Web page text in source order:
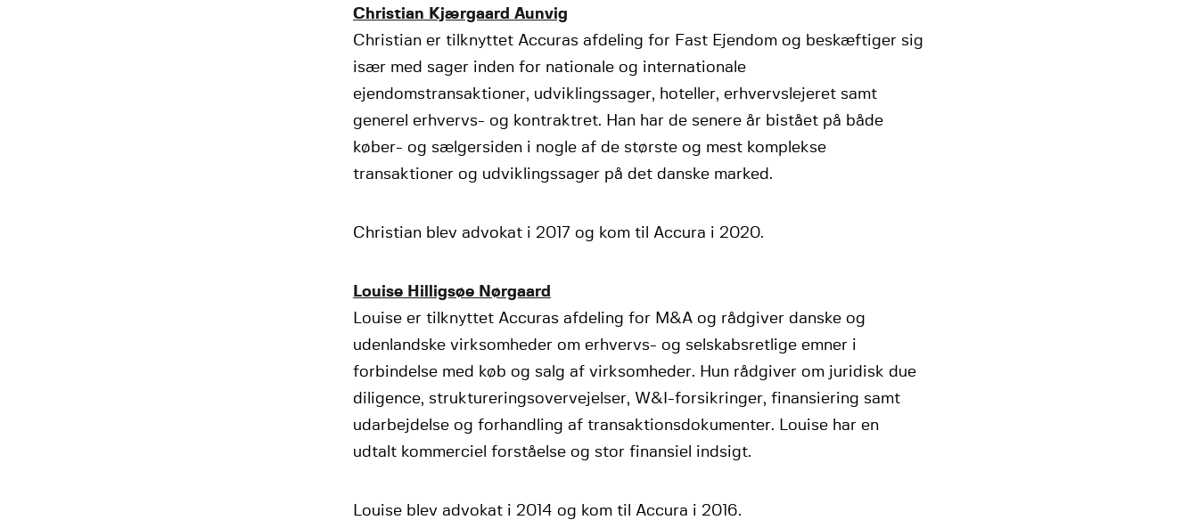
Christian Kjærgaard Aunvig
Christian er tilknyttet Accuras afdeling for Fast Ejendom og beskæftiger sig
især med sager inden for nationale og internationale
ejendomstransaktioner, udviklingssager, hoteller, erhvervslejeret samt
generel erhvervs- og kontraktret. Han har de senere år bistået på både
køber- og sælgersiden i nogle af de største og mest komplekse
transaktioner og udviklingssager på det danske marked.
Christian blev advokat i 2017 og kom til Accura i 2020.
Louise Hilligsøe Nørgaard
Louise er tilknyttet Accuras afdeling for M&A og rådgiver danske og
udenlandske virksomheder om erhvervs- og selskabsretlige emner i
forbindelse med køb og salg af virksomheder. Hun rådgiver om juridisk due
diligence, struktureringsovervejelser, W&I-forsikringer, finansiering samt
udarbejdelse og forhandling af transaktionsdokumenter. Louise har en
udtalt kommerciel forståelse og stor finansiel indsigt.
Louise blev advokat i 2014 og kom til Accura i 2016.